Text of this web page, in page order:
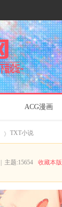
ACG漫画
TXT小说
主题:15654 收藏本版